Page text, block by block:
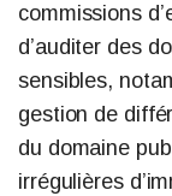
commissions
d’auditer des
sensibles,
gestion de
du domaine
irrégulières